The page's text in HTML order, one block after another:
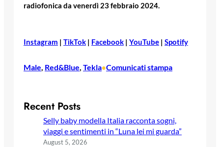
radiofonica da venerdì 23 febbraio 2024.
Instagram | TikTok | Facebook | YouTube | Spotify
Male, Red&Blue, Tekla•Comunicati stampa
Recent Posts
Selly baby modella Italia racconta sogni,
viaggi e sentimenti in “Luna lei mi guarda”
August 5, 2026